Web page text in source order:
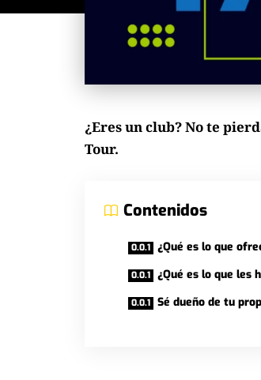
¿Eres un club? No te
Tour.
Contenidos
¿Qué es lo que
¿Qué es lo que les
Sé dueño de tu